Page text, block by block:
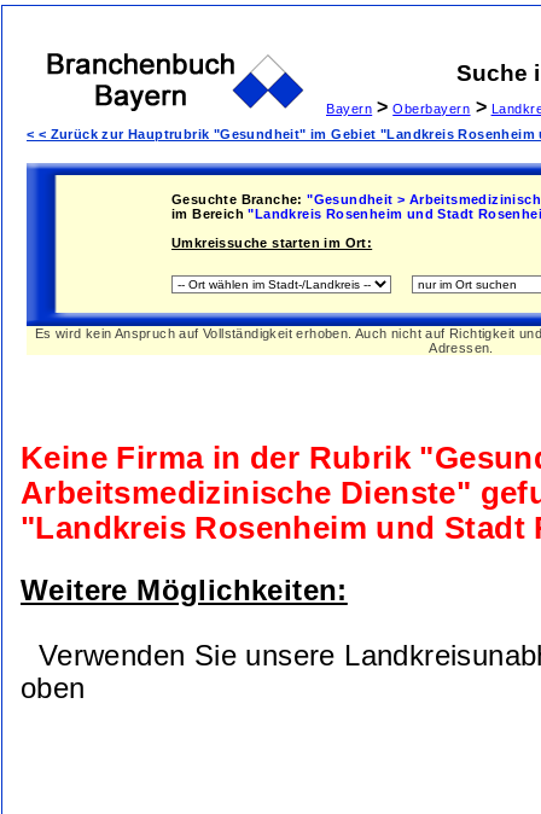
Suche
Bayern > Oberbayern >
< < Zurück zur Hauptrubrik "Gesundheit" im Gebiet "Landkreis Rosenheim
Gesuchte Branche: "Gesundheit >
im Bereich "Landkreis Rosenheim und Stadt
Umkreissuche starten im Ort:
Es wird kein Anspruch auf Vollständigkeit erhoben. Auch nicht auf Richtigkeit
Adressen.
Keine Firma in der Rubrik
Arbeitsmedizinische Dienste"
"Landkreis Rosenheim und Stadt
Weitere Möglichkeiten:
Verwenden Sie unsere
oben